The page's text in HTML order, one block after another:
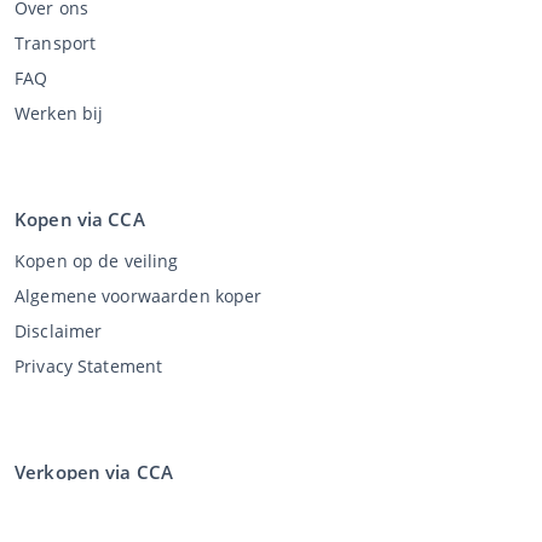
Over ons
Transport
FAQ
Werken bij
Kopen via CCA
Kopen op de veiling
Algemene voorwaarden koper
Disclaimer
Privacy Statement
Verkopen via CCA